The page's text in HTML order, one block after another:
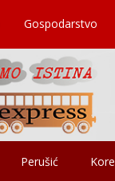
Gospodarstvo
Perušić